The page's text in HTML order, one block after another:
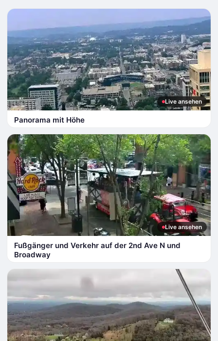
Live ansehen
Panorama mit Höhe
Live ansehen
Fußgänger und Verkehr auf der 2nd Ave N und
Broadway